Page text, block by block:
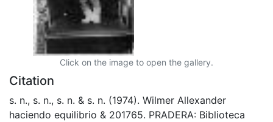
Click on the image to open the gallery.
Citation
s. n., s. n., s. n. & s. n. (1974). Wilmer Allexander
haciendo equilibrio & 201765. PRADERA: Biblioteca